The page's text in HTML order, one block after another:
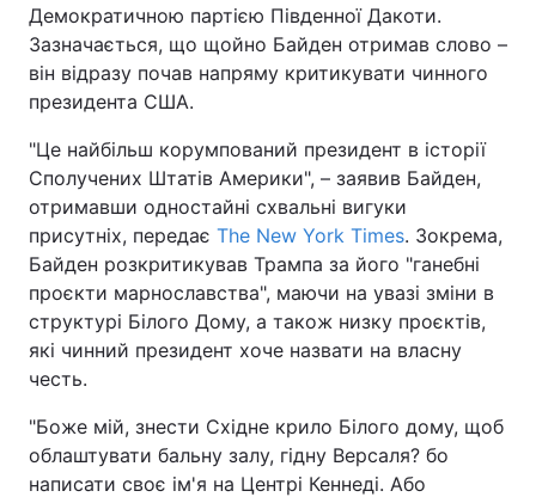
Демократичною партією Південної Дакоти.
Зазначається, що щойно Байден отримав слово –
він відразу почав напряму критикувати чинного
президента США.
"Це найбільш корумпований президент в історії
Сполучених Штатів Америки", – заявив Байден,
отримавши одностайні схвальні вигуки
присутніх, передає The New York Times. Зокрема,
Байден розкритикував Трампа за його "ганебні
проєкти марнославства", маючи на увазі зміни в
структурі Білого Дому, а також низку проєктів,
які чинний президент хоче назвати на власну
честь.
"Боже мій, знести Східне крило Білого дому, щоб
облаштувати бальну залу, гідну Версаля? бо
написати своє ім'я на Центрі Кеннеді. Або